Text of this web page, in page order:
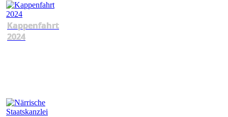
Kappenfahrt
2024